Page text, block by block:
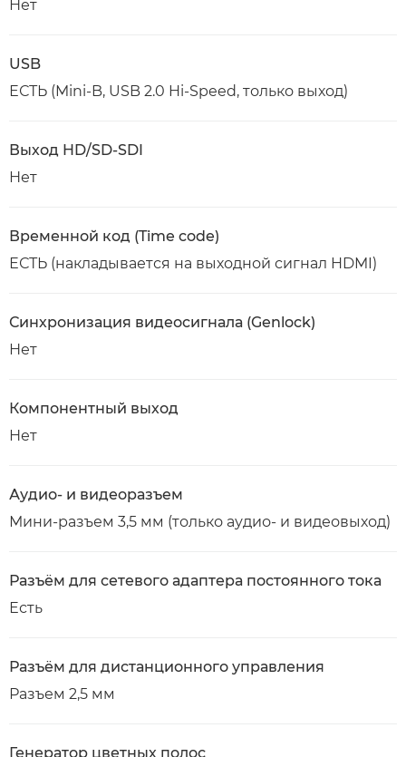
Нет
USB
ЕСТЬ (Mini-B, USB 2.0 Hi-Speed, только выход)
Выход HD/SD-SDI
Нет
Временной код (Time code)
ЕСТЬ (накладывается на выходной сигнал HDMI)
Синхронизация видеосигнала (Genlock)
Нет
Компонентный выход
Нет
Аудио- и видеоразъем
Мини-разъем 3,5 мм (только аудио- и видеовыход)
Разъём для сетевого адаптера постоянного тока
Есть
Разъём для дистанционного управления
Разъем 2,5 мм
Генератор цветных полос